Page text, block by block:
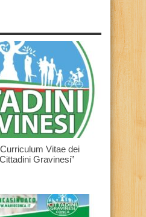
Vitae dei
Gravinesi”